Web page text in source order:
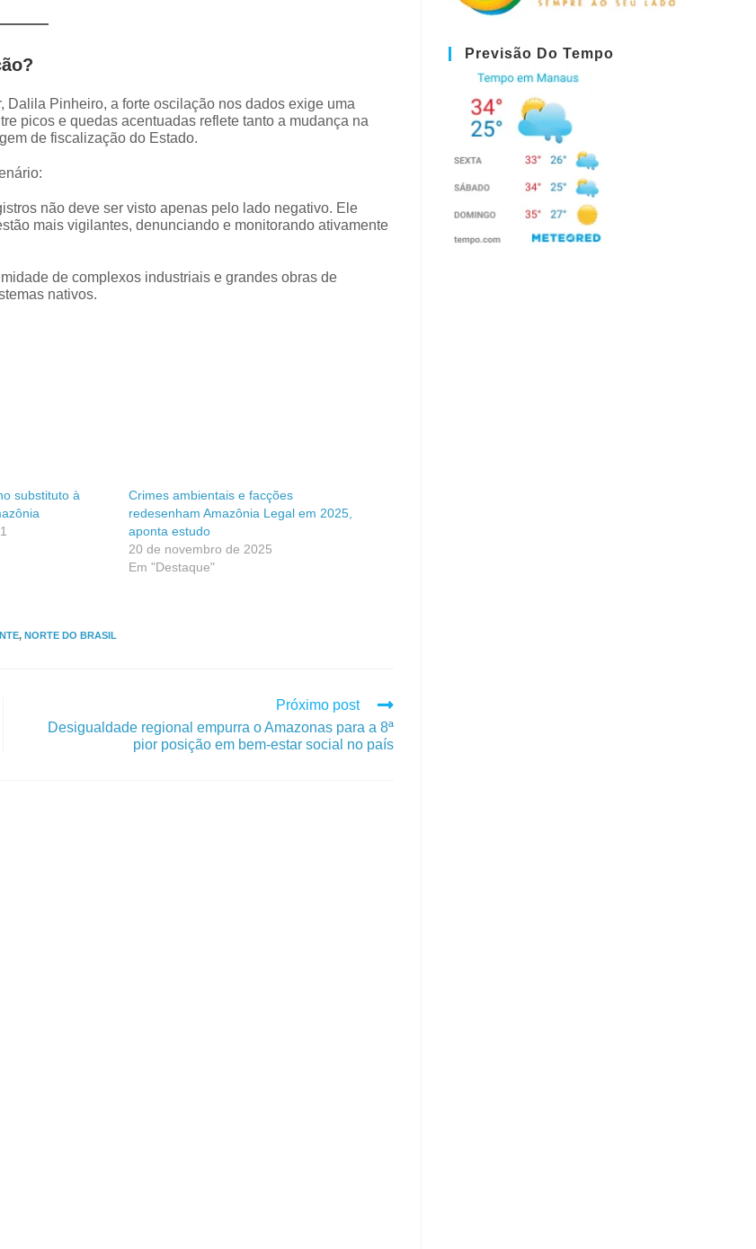
Pinheiro, a forte oscilação nos dados exige uma
picos e quedas acentuadas reflete tanto a mudança na
de fiscalização do Estado.
não deve ser visto apenas pelo lado negativo. Ele
mais vigilantes, denunciando e monitorando ativamente
de complexos industriais e grandes obras de
nativos.
substituto à
Crimes ambientais e facções
redesenham Amazônia Legal em 2025,
aponta estudo
20 de novembro de 2025
Em "Destaque"
, NORTE DO BRASIL
Próximo post
Desigualdade regional empurra o Amazonas para a 8ª
pior posição em bem-estar social no país
Previsão Do Tempo